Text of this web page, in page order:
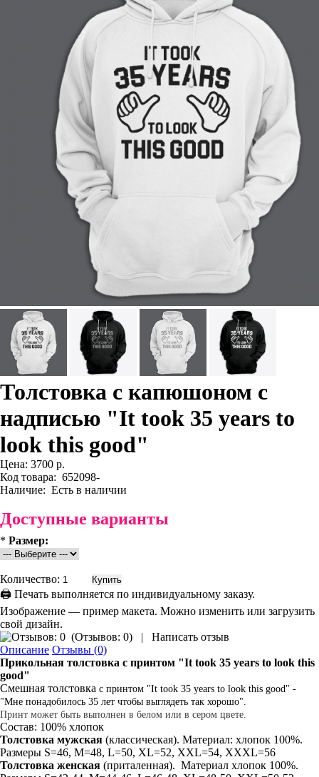
Толстовка с капюшоном с
надписью "It took 35 years to
look this good"
Цена: 3700 р.
Код товара: 652098-
Наличие: Есть в наличии
Доступные варианты
* Размер:
Количество:
🖨 Печать выполняется по индивидуальному заказу.
Изображение — пример макета. Можно изменить или загрузить
свой дизайн.
(Отзывов: 0) |
Написать отзыв
Описание Отзывы (0)
Прикольная толстовка с принтом "It took 35 years to look this
good"
Смешная толстовка с принтом "It took 35 years to look this good" -
"Мне понадобилось 35 лет чтобы выглядеть так хорошо".
Принт может быть выполнен в белом или в сером цвете.
Состав: 100% хлопок
Толстовка мужская (классическая). Материал: хлопок 100%.
Размеры S=46, M=48, L=50, XL=52, XXL=54, XXXL=56
Толстовка женская (приталенная). Материал хлопок 100%.